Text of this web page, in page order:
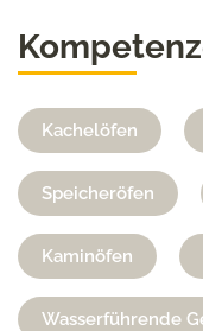
Kachelöfen
Speicheröfen
Kaminöfen
Wasserführende